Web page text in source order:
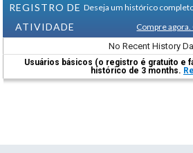
REGISTRO DE
ATIVIDADE
Deseja um histórico
Compre
No Recent History
Usuários básicos (o registro é gratuito e
histórico de 3 months.